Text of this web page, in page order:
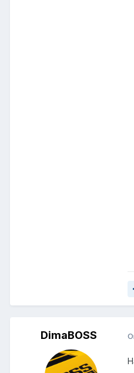
DimaBOSS